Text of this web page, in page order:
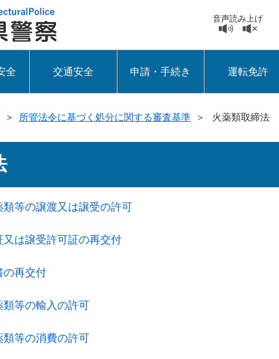
音声読み上げ
全 交通安全 申請・手続き 運転免許
＞ 所管法令に基づく処分に関する審査基準 ＞ 火薬類取締法
等の譲渡又は譲受の許可
は譲受許可証の再交付
再交付
等の輸入の許可
等の消費の許可